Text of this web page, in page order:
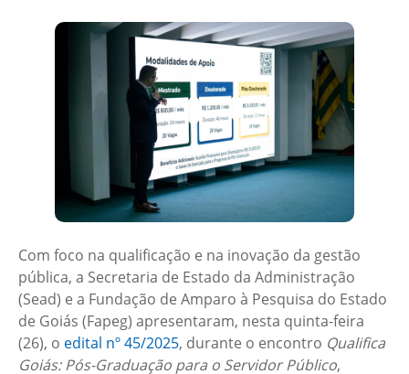
Com foco na qualificação e na inovação da gestão
pública, a Secretaria de Estado da Administração
(Sead) e a Fundação de Amparo à Pesquisa do Estado
de Goiás (Fapeg) apresentaram, nesta quinta-feira
(26), o edital nº 45/2025, durante o encontro Qualifica
Goiás: Pós-Graduação para o Servidor Público,